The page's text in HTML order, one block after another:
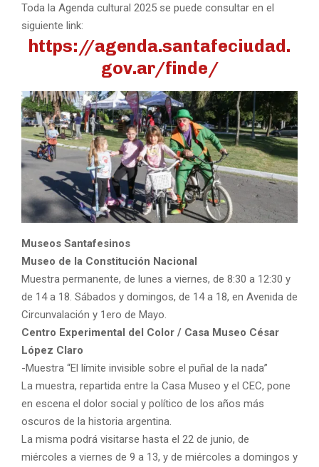
Toda la Agenda cultural 2025 se puede consultar en el
siguiente link:
https://agenda.santafeciudad.
gov.ar/finde/
Museos Santafesinos
Museo de la Constitución Nacional
Muestra permanente, de lunes a viernes, de 8:30 a 12:30 y
de 14 a 18. Sábados y domingos, de 14 a 18, en Avenida de
Circunvalación y 1ero de Mayo.
Centro Experimental del Color / Casa Museo César
López Claro
-Muestra “El límite invisible sobre el puñal de la nada”
La muestra, repartida entre la Casa Museo y el CEC, pone
en escena el dolor social y político de los años más
oscuros de la historia argentina.
La misma podrá visitarse hasta el 22 de junio, de
miércoles a viernes de 9 a 13, y de miércoles a domingos y